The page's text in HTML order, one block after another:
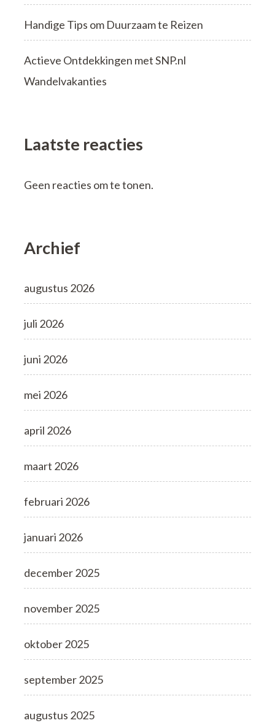
Handige Tips om Duurzaam te Reizen
Actieve Ontdekkingen met SNP.nl
Wandelvakanties
Laatste reacties
Geen reacties om te tonen.
Archief
augustus 2026
juli 2026
juni 2026
mei 2026
april 2026
maart 2026
februari 2026
januari 2026
december 2025
november 2025
oktober 2025
september 2025
augustus 2025